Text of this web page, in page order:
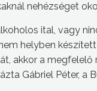
nehézséget
ital, vagy
helyben
akkor a megfelelő
Gábriel Péter, a